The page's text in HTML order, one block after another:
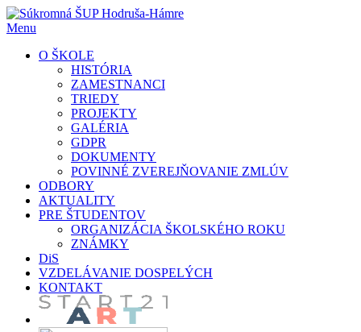
Prejsť
na
Menu
O ŠKOLE
HISTÓRIA
ZAMESTNANCI
TRIEDY
PROJEKTY
GALÉRIA
GDPR
DOKUMENTY
POVINNÉ ZVEREJŇOVANIE ZMLÚV
ODBORY
AKTUALITY
PRE ŠTUDENTOV
ORGANIZÁCIA ŠKOLSKÉHO ROKU
ZNÁMKY
DiS
VZDELÁVANIE DOSPELÝCH
KONTAKT